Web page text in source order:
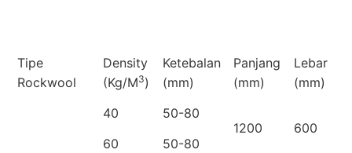
Tipe
Rockwool
Density
(Kg/M3)
Ketebalan
(mm)
Panjang
(mm)
Lebar
(mm)
40
50-80
1200
600
60
50-80